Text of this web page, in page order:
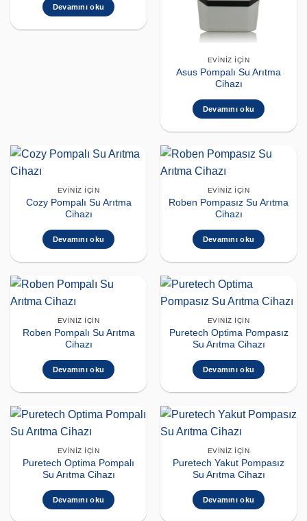
Devamını oku
EVINIZ İÇIN
Asus Pompalı Su Arıtma
Cihazı
Devamını oku
EVINIZ İÇIN
Cozy Pompalı Su Arıtma
Cihazı
Devamını oku
EVINIZ İÇIN
Roben Pompasız Su Arıtma
Cihazı
Devamını oku
EVINIZ İÇIN
Roben Pompalı Su Arıtma
Cihazı
Devamını oku
EVINIZ İÇIN
Puretech Optima Pompasız
Su Arıtma Cihazı
Devamını oku
EVINIZ İÇIN
Puretech Optima Pompalı
Su Arıtma Cihazı
Devamını oku
EVINIZ İÇIN
Puretech Yakut Pompasız
Su Arıtma Cihazı
Devamını oku